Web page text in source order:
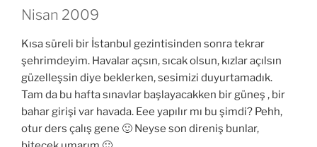
Nisan 2009
Kısa süreli bir İstanbul gezintisinden sonra tekrar
şehrimdeyim. Havalar açsın, sıcak olsun, kızlar açılsın
güzelleşsin diye beklerken, sesimizi duyurtamadık.
Tam da bu hafta sınavlar başlayacakken bir güneş , bir
bahar girişi var havada. Eee yapılır mı bu şimdi? Pehh,
otur ders çalış gene 🙂 Neyse son direniş bunlar,